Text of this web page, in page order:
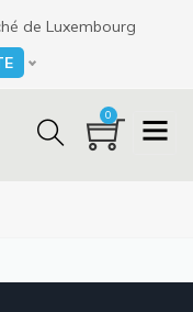
de Luxembourg
0